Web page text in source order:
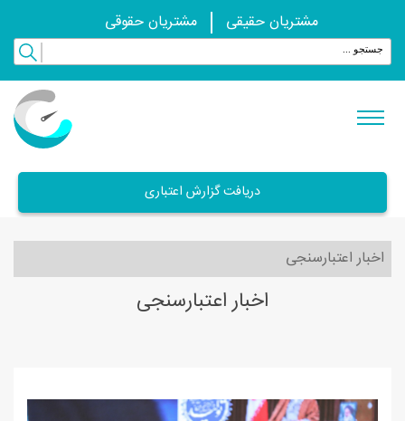
مشتریان حقیقی مشتریان حقوقی
دریافت گزارش اعتباری
اخبار اعتبارسنجی
اخبار اعتبارسنجی